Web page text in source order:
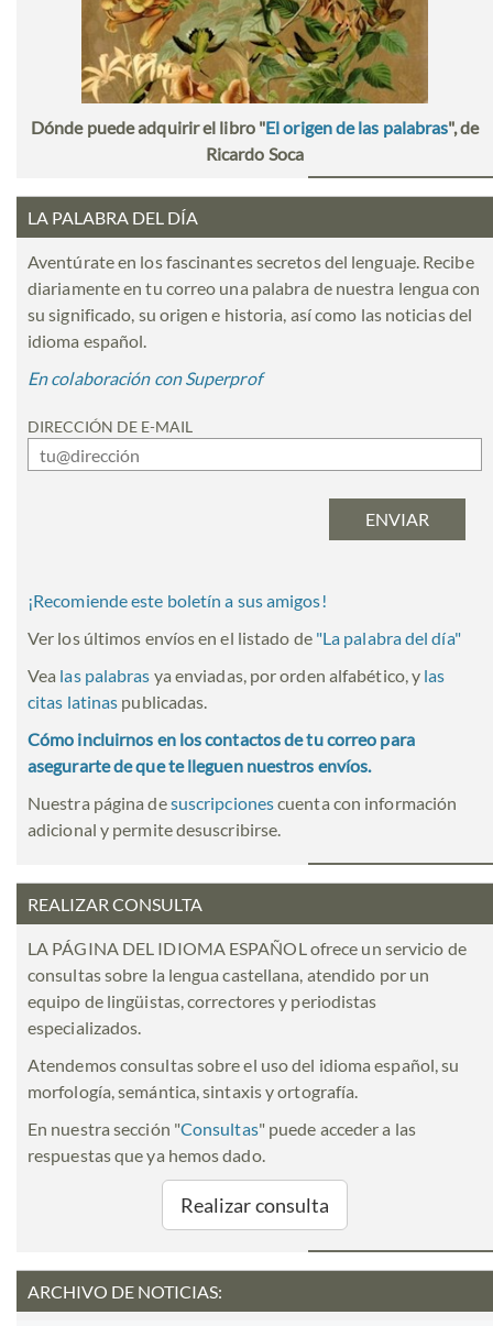
Dónde puede adquirir el libro "El origen de las palabras", de
Ricardo Soca
LA PALABRA DEL DÍA
Aventúrate en los fascinantes secretos del lenguaje. Recibe
diariamente en tu correo una palabra de nuestra lengua con
su significado, su origen e historia, así como las noticias del
idioma español.
En colaboración con Superprof
DIRECCIÓN DE E-MAIL
¡Recomiende este boletín a sus amigos!
Ver los últimos envíos en el listado de "La palabra del día"
Vea las palabras ya enviadas, por orden alfabético, y las
citas latinas publicadas.
Cómo incluirnos en los contactos de tu correo para
asegurarte de que te lleguen nuestros envíos.
Nuestra página desuscripcionescuenta con información
adicional y permite desuscribirse.
REALIZAR CONSULTA
LA PÁGINA DEL IDIOMA ESPAÑOL ofrece un servicio de
consultas sobre la lengua castellana, atendido por un
equipo de lingüistas, correctores y periodistas
especializados.
Atendemos consultas sobre el uso del idioma español, su
morfología, semántica, sintaxis y ortografía.
En nuestra sección "Consultas" puede acceder a las
respuestas que ya hemos dado.
Realizar consulta
ARCHIVO DE NOTICIAS: